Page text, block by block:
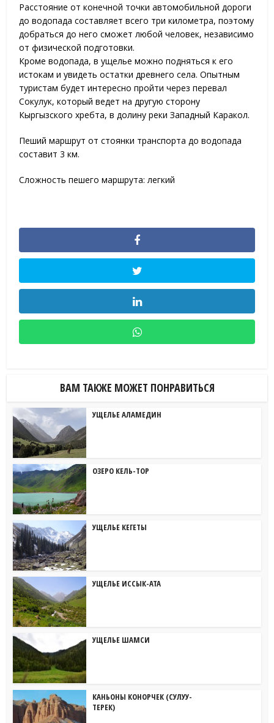
Расстояние от конечной точки автомобильной дороги
до водопада составляет всего три километра, поэтому
добраться до него сможет любой человек, независимо
от физической подготовки.
Кроме водопада, в ущелье можно подняться к его
истокам и увидеть остатки древнего села. Опытным
туристам будет интересно пройти через перевал
Сокулук, который ведет на другую сторону
Кыргызского хребта, в долину реки Западный Каракол.
Пеший маршрут от стоянки транспорта до водопада
составит 3 км.
Сложность пешего маршрута: легкий
ВАМ ТАКЖЕ МОЖЕТ ПОНРАВИТЬСЯ
УЩЕЛЬЕ АЛАМЕДИН
ОЗЕРО КЕЛЬ-ТОР
УЩЕЛЬЕ КЕГЕТЫ
УЩЕЛЬЕ ИССЫК-АТА
УЩЕЛЬЕ ШАМСИ
КАНЬОНЫ КОНОРЧЕК (СУЛУУ-
ТЕРЕК)